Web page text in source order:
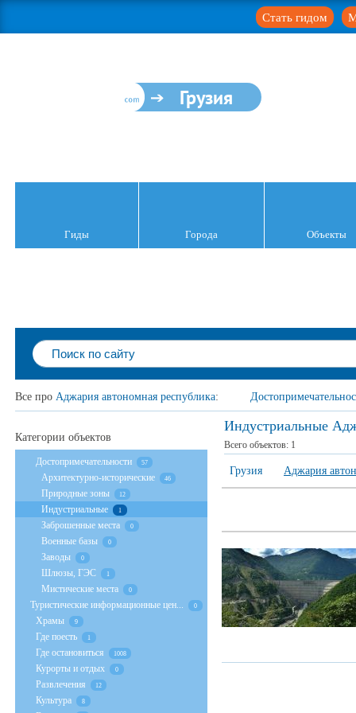
Стать гидом
Грузия
Гиды Города Объекты
Все про Аджария автономная республика:
Индустриальные
Всего объектов: 1
Грузия Аджария
Категории объектов
Достопримечательности 57
Архитектурно-исторические 46
Природные зоны 12
Индустриальные 1
Заброшенные места 0
Военные базы 0
Заводы 0
Шлюзы, ГЭС 1
Мистические места 0
Туристические информационные цен... 0
Храмы 9
Где поесть 1
Где остановиться 1008
Курорты и отдых 0
Развлечения 12
Культура 8